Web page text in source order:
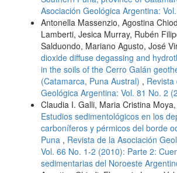
Asociación Geológica Argentina:
Antonella Massenzio, Agostina
Lamberti, Jesica Murray, Rubén
Salduondo, Mariano Agusto, José
dioxide diffuse degassing and
in the soils of the Cerro Galán
(Catamarca, Puna Austral) , Revista
Geológica Argentina: Vol. 81 No. 2
Claudia I. Galli, Maria Cristina
Estudios sedimentológicos en los
carboníferos y pérmicos del borde
Puna , Revista de la Asociación
Vol. 66 No. 1-2 (2010): Parte 2:
sedimentarias del Noroeste